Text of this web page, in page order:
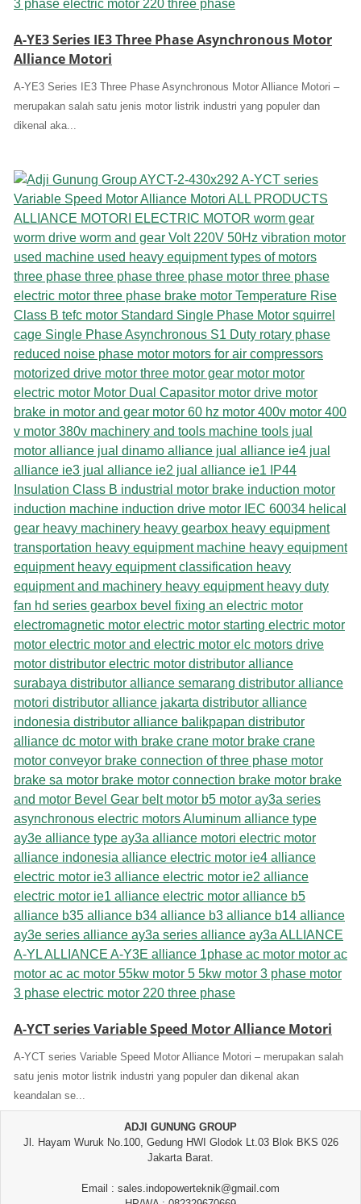
A-YE3 Series IE3 Three Phase Asynchronous Motor
Alliance Motori
A-YE3 Series IE3 Three Phase Asynchronous Motor Alliance Motori –
merupakan salah satu jenis motor listrik industri yang populer dan
dikenal aka...
A-YCT series Variable Speed Motor Alliance Motori
A-YCT series Variable Speed Motor Alliance Motori – merupakan salah
satu jenis motor listrik industri yang populer dan dikenal akan
keandalan se...
ADJI GUNUNG GROUP
Jl. Hayam Wuruk No.100, Gedung HWI Glodok Lt.03 Blok BKS 026
Jakarta Barat.
Email : sales.indopowerteknik@gmail.com